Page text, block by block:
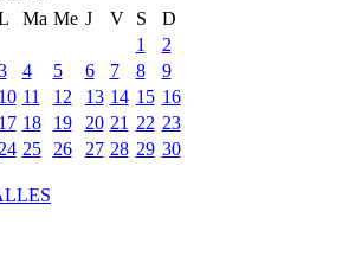
Ma Me J V S
D
1
2
4 5 6 7 8
9
10 11 12 13 14 15 16
17 18 19 20 21 22 23
24 25 26 27 28 29 30